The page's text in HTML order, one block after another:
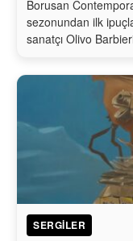
Borusan
sezonundan ilk
sanatçı Olivo
SERGILER